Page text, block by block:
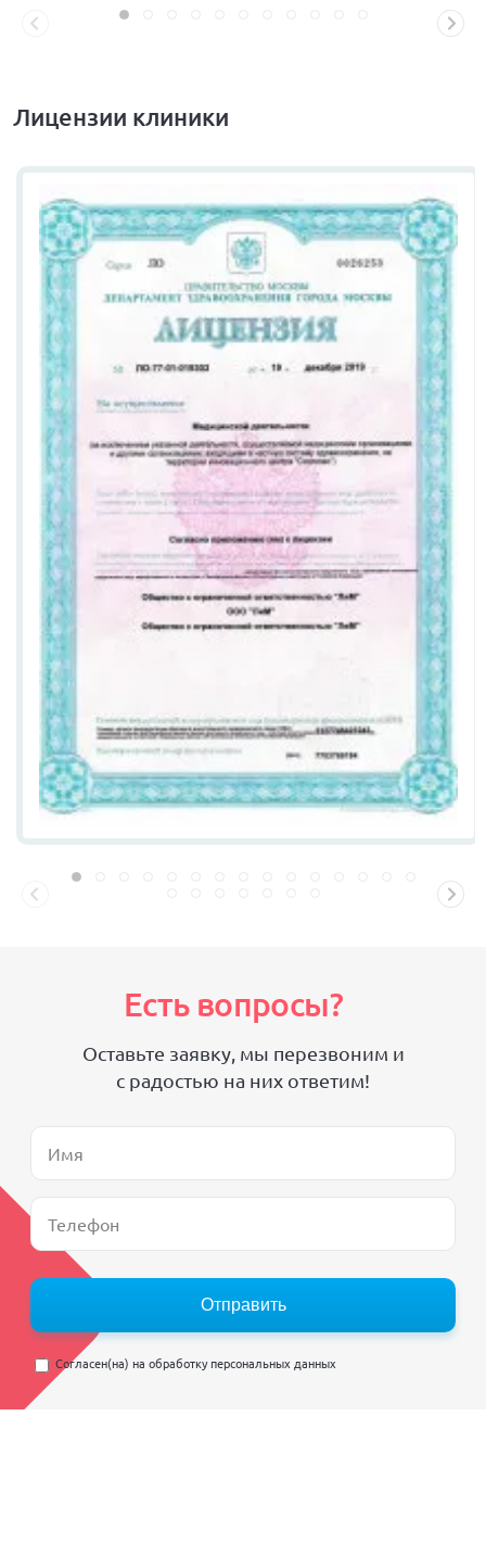
Лицензии клиники
Есть вопросы?
Оставьте заявку, мы перезвоним и
с радостью на них ответим!
Отправить
Согласен(на) на обработку персональных данных